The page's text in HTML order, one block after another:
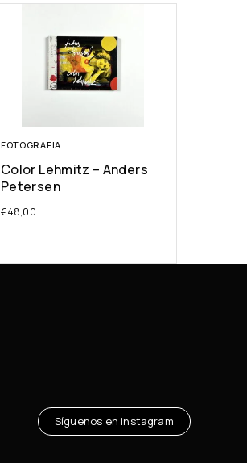
FOTOGRAFIA
Color Lehmitz – Anders
Petersen
€48,00
Síguenos en instagram